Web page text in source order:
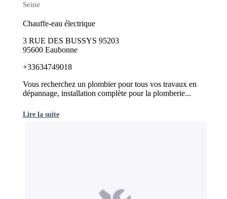
Seine
Chauffe-eau électrique
3 RUE DES BUSSYS 95203
95600 Eaubonne
+33634749018
Vous recherchez un plombier pour tous vos travaux en
dépannage, installation complète pour la plomberie...
Lire la suite